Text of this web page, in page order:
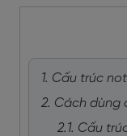
1. Cấu trúc
2. Cách dùng
2.1. Cấu